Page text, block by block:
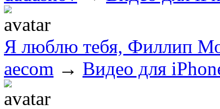
Я люблю тебя, Филлип
aecom → Видео для